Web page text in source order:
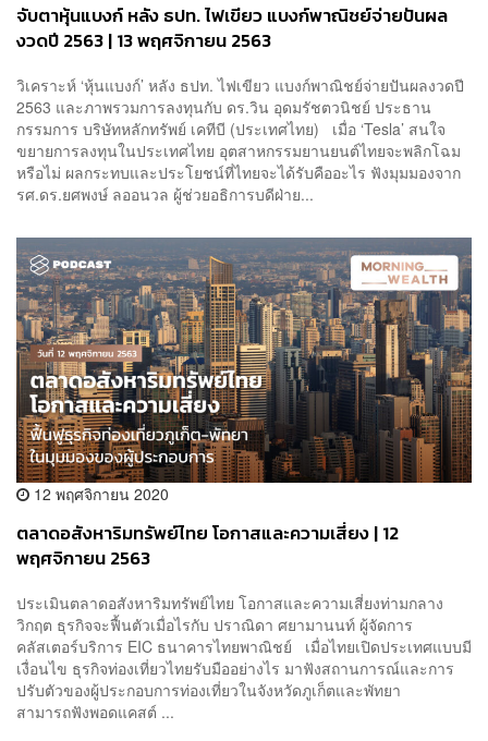
จับตาหุ้นแบงก์ หลัง ธปท. ไฟเขียว แบงก์พาณิชย์จ่ายปันผล
งวดปี 2563 | 13 พฤศจิกายน 2563
วิเคราะห์ ‘หุ้นแบงก์’ หลัง ธปท. ไฟเขียว แบงก์พาณิชย์จ่ายปันผลงวดปี
2563 และภาพรวมการลงทุนกับ ดร.วิน อุดมรัชตวนิชย์ ประธาน
กรรมการ บริษัทหลักทรัพย์ เคทีบี (ประเทศไทย) เมื่อ ‘Tesla’ สนใจ
ขยายการลงทุนในประเทศไทย อุตสาหกรรมยานยนต์ไทยจะพลิกโฉม
หรือไม่ ผลกระทบและประโยชน์ที่ไทยจะได้รับคืออะไร ฟังมุมมองจาก
รศ.ดร.ยศพงษ์ ลออนวล ผู้ช่วยอธิการบดีฝ่าย...
12 พฤศจิกายน 2020
ตลาดอสังหาริมทรัพย์ไทย โอกาสและความเสี่ยง | 12
พฤศจิกายน 2563
ประเมินตลาดอสังหาริมทรัพย์ไทย โอกาสและความเสี่ยงท่ามกลาง
วิกฤต ธุรกิจจะฟื้นตัวเมื่อไรกับ ปราณิดา ศยามานนท์ ผู้จัดการ
คลัสเตอร์บริการ EIC ธนาคารไทยพาณิชย์ เมื่อไทยเปิดประเทศแบบมี
เงื่อนไข ธุรกิจท่องเที่ยวไทยรับมืออย่างไร มาฟังสถานการณ์และการ
ปรับตัวของผู้ประกอบการท่องเที่ยวในจังหวัดภูเก็ตและพัทยา
สามารถฟังพอดแคสต์ ...